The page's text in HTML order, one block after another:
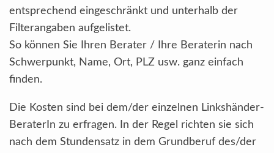
entsprechend eingeschränkt und unterhalb der
Filterangaben aufgelistet.
So können Sie Ihren Berater / Ihre Beraterin nach
Schwerpunkt, Name, Ort, PLZ usw. ganz einfach
finden.
Die Kosten sind bei dem/der einzelnen Linkshänder-
BeraterIn zu erfragen. In der Regel richten sie sich
nach dem Stundensatz in dem Grundberuf des/der